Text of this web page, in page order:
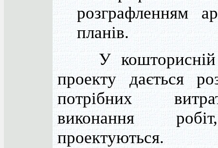
розграфленням
планів.
У кошторисній
проекту дається
потрібних
виконання
проектуються.